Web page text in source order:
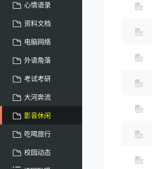
心情语录
资料文档
电脑网络
外语角落
考试考研
大河奔流
影音休闲
吃喝旅行
校园动态